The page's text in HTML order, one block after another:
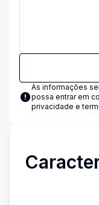
As informações
possa entrar em
privacidade e